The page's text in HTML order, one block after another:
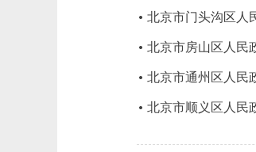
北京市门头沟区人
北京市房山区人民
北京市通州区人民
北京市顺义区人民